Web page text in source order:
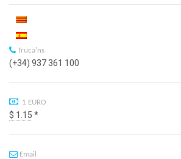
Truca'ns
(+34) 937 361 100
1 EURO
$ 1.15 *
Email